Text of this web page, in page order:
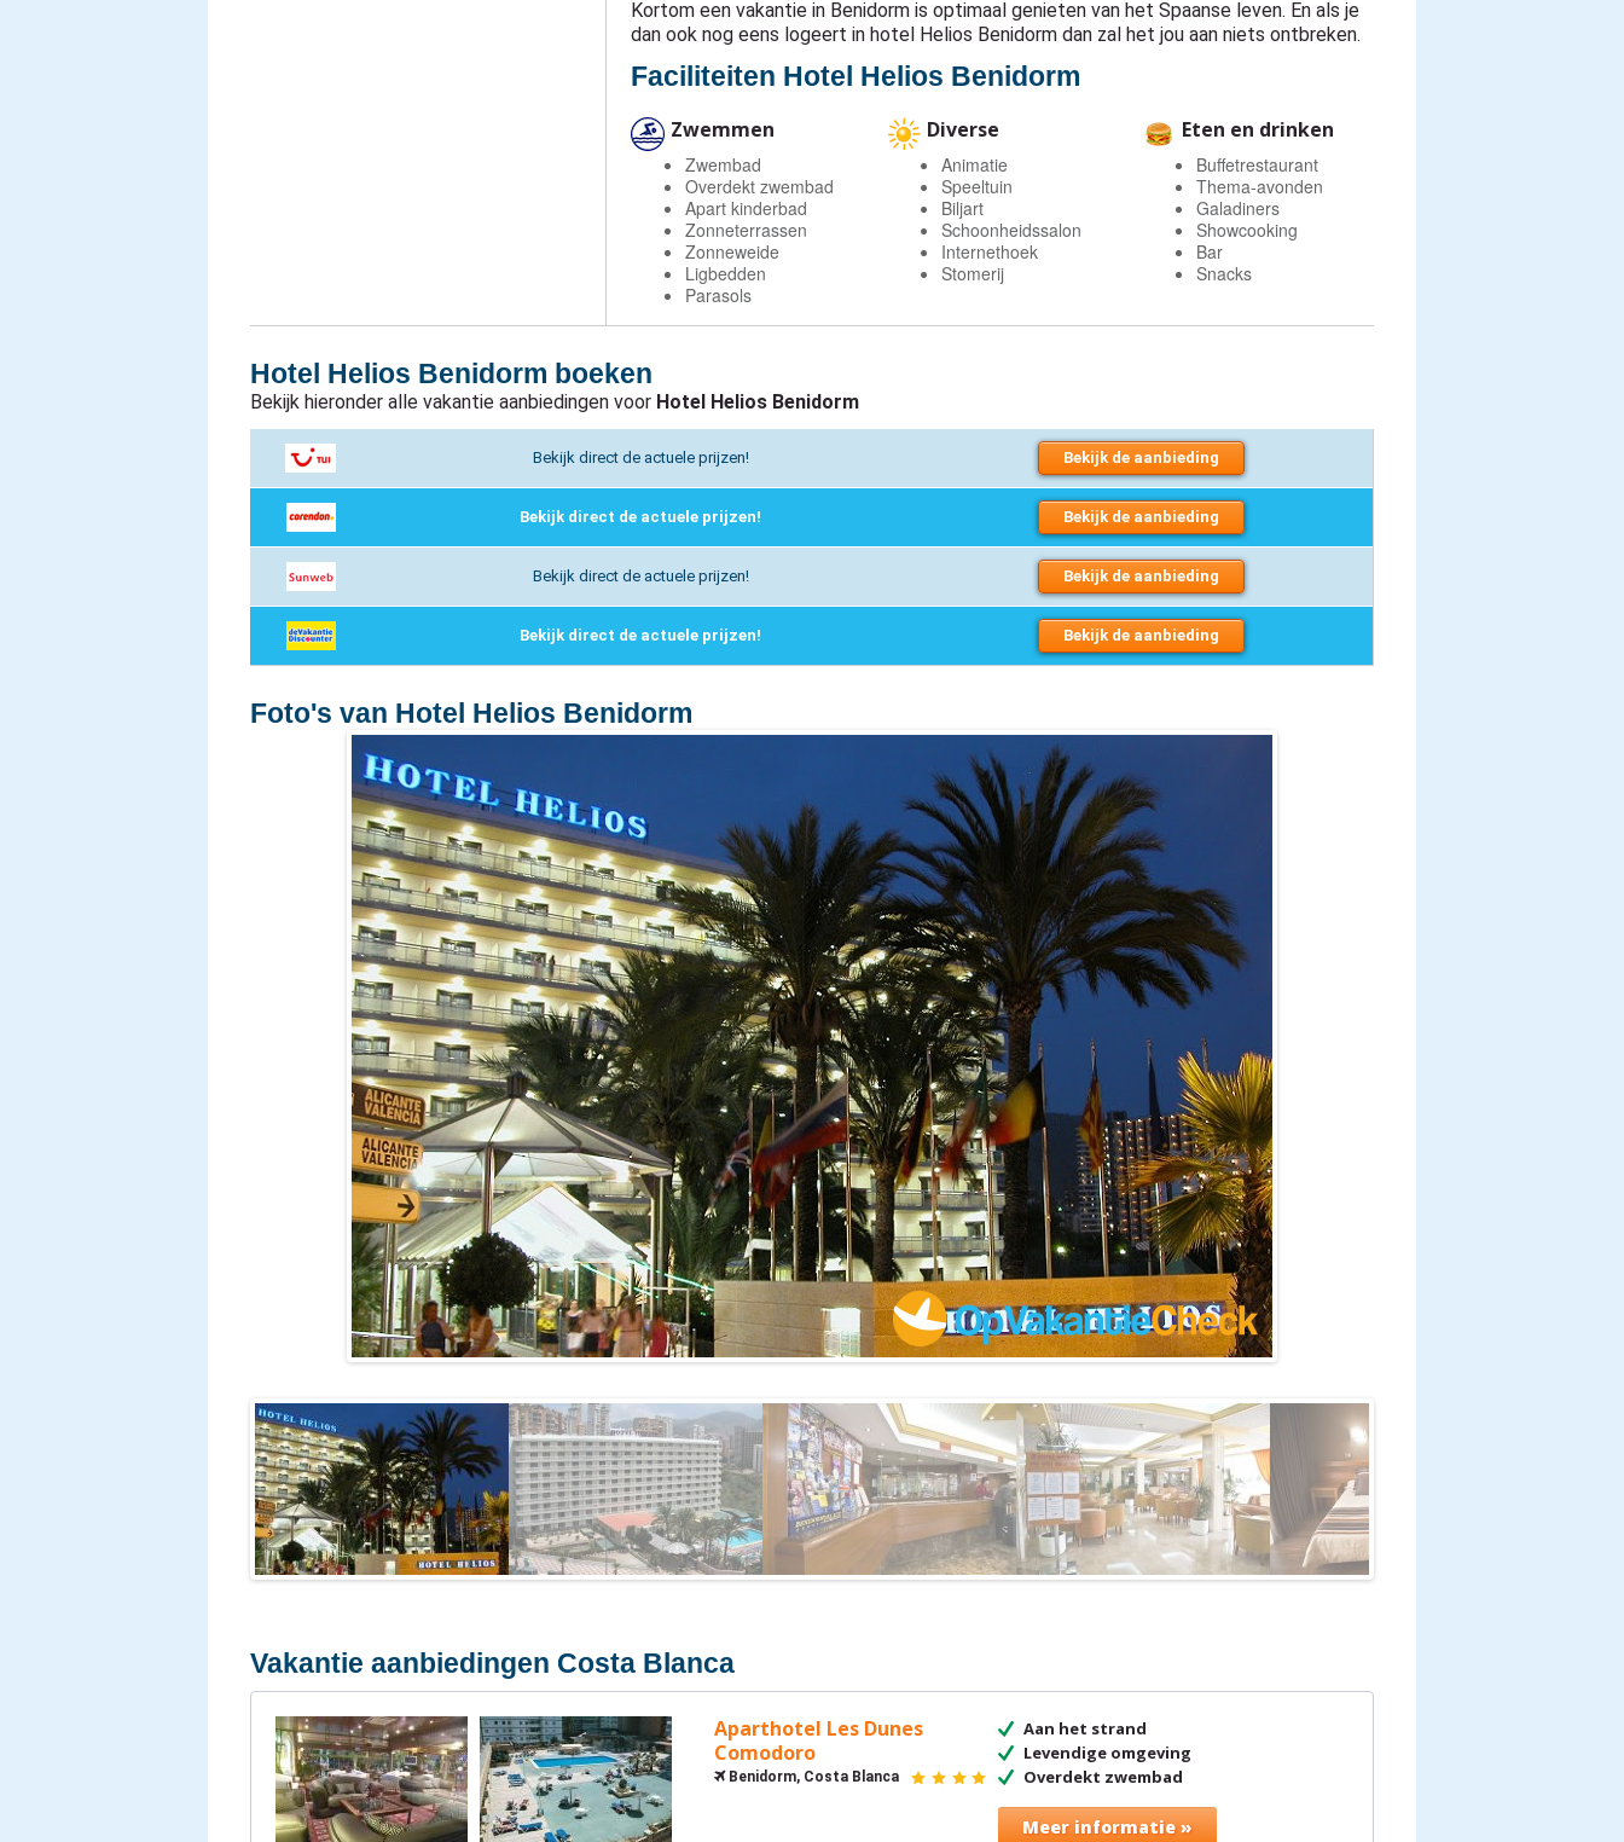
Kortom een vakantie in Benidorm is optimaal genieten van het Spaanse leven. En als je
dan ook nog eens logeert in hotel Helios Benidorm dan zal het jou aan niets ontbreken.
Faciliteiten Hotel Helios Benidorm
Zwemmen
Zwembad
Overdekt zwembad
Apart kinderbad
Zonneterrassen
Zonneweide
Ligbedden
Parasols
Diverse
Animatie
Speeltuin
Biljart
Schoonheidssalon
Internethoek
Stomerij
Eten en drinken
Buffetrestaurant
Thema-avonden
Galadiners
Showcooking
Bar
Snacks
Hotel Helios Benidorm boeken
Bekijk hieronder alle vakantie aanbiedingen voor Hotel Helios Benidorm
Bekijk direct de actuele prijzen! Bekijk de aanbieding
Bekijk direct de actuele prijzen! Bekijk de aanbieding
Bekijk direct de actuele prijzen! Bekijk de aanbieding
Bekijk direct de actuele prijzen! Bekijk de aanbieding
Foto's van Hotel Helios Benidorm
Vakantie aanbiedingen Costa Blanca
Aan het strand
Levendige omgeving
Overdekt zwembad
Meer informatie »
Aparthotel Les Dunes
Comodoro
Benidorm, Costa Blanca
4